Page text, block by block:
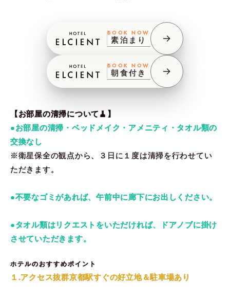
BOOK NOW
素泊まり
BOOK NOW
朝食付き
【お部屋の清掃について🧹】
●お部屋の清掃・ベッドメイク・アメニティ・タオル類の
交換なし
※衛星保全の観点から、３日に１度は清掃を行わせてい
ただきます。
●不要なゴミがあれば、午前中に廊下にお出しください。
●タオル類はリクエストをいただければ、ドアノブに掛け
させていただきます。
ホテルのおすすめポイント
１.アクセス抜群京都駅すぐの好立地＆駐車場あり